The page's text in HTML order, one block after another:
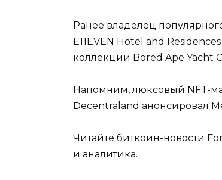
Ранее владелец
E11EVEN Hotel and
коллекции Bored Ape Yacht
Напомним, люксовый NFT-
Decentraland анонсировал
Читайте биткоин-новости
и аналитика.